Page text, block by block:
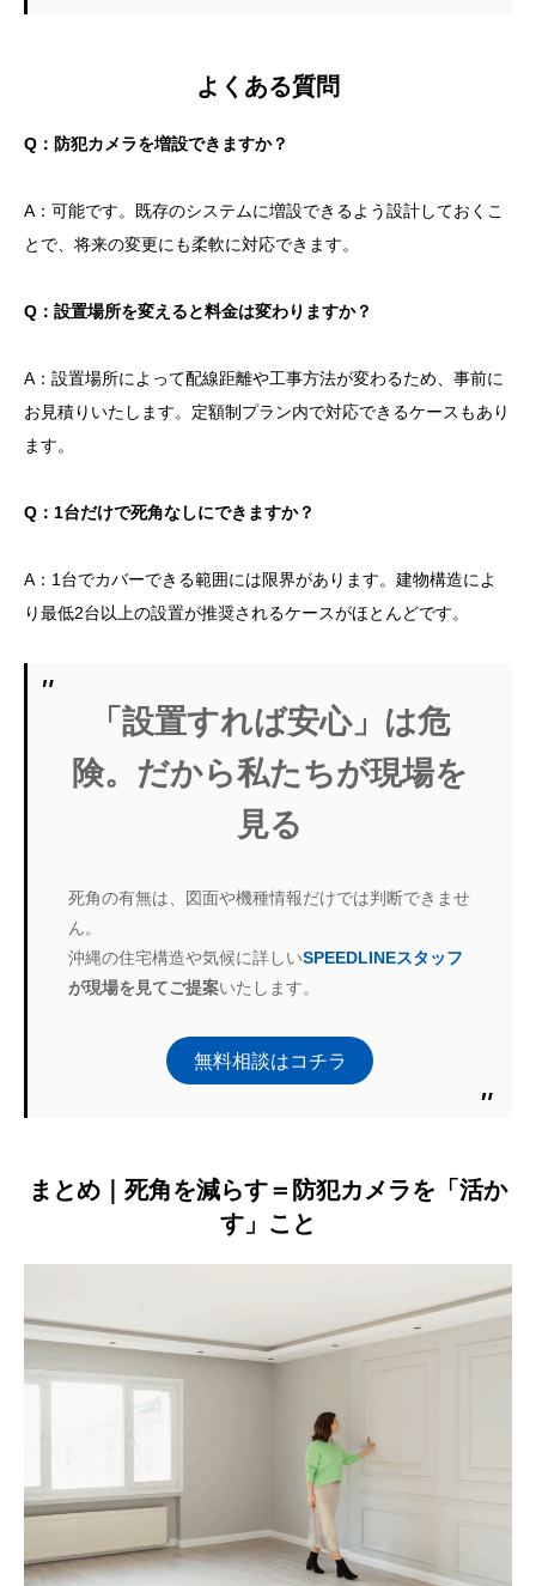
よくある質問
Q：防犯カメラを増設できますか？
A：可能です。既存のシステムに増設できるよう設計しておくこ
とで、将来の変更にも柔軟に対応できます。
Q：設置場所を変えると料金は変わりますか？
A：設置場所によって配線距離や工事方法が変わるため、事前に
お見積りいたします。定額制プラン内で対応できるケースもあり
ます。
Q：1台だけで死角なしにできますか？
A：1台でカバーできる範囲には限界があります。建物構造によ
り最低2台以上の設置が推奨されるケースがほとんどです。
「設置すれば安心」は危
険。だから私たちが現場を
見る
死角の有無は、図面や機種情報だけでは判断できませ
ん。
沖縄の住宅構造や気候に詳しいSPEEDLINEスタッフ
が現場を見てご提案いたします。
無料相談はコチラ
まとめ｜死角を減らす＝防犯カメラを「活か
す」こと